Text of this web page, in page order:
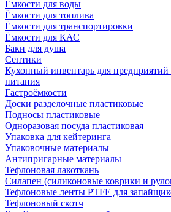
Ёмкости для воды
Ёмкости для топлива
Ёмкости для транспортировки
Ёмкости для КАС
Баки для душа
Септики
Кухонный инвентарь для предприятий
питания
Гастроёмкости
Доски разделочные пластиковые
Подносы пластиковые
Одноразовая посуда пластиковая
Упаковка для кейтеринга
Упаковочные материалы
Антипригарные материалы
Тефлоновая лакоткань
Силапен (силиконовые коврики и
Тефлоновые ленты PTFE для
Тефлоновый скотч